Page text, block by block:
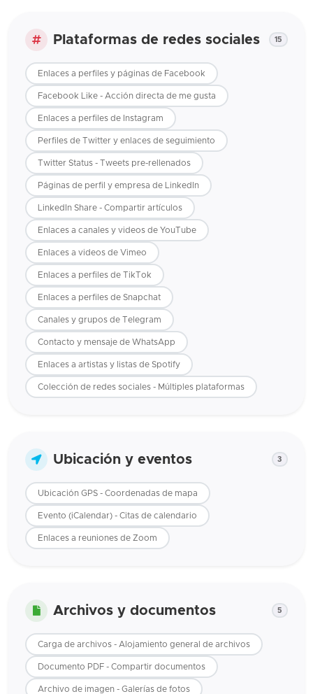
Plataformas de redes sociales 15
Enlaces a perfiles y páginas de Facebook
Facebook Like - Acción directa de me gusta
Enlaces a perfiles de Instagram
Perfiles de Twitter y enlaces de seguimiento
Twitter Status - Tweets pre-rellenados
Páginas de perfil y empresa de LinkedIn
LinkedIn Share - Compartir artículos
Enlaces a canales y videos de YouTube
Enlaces a videos de Vimeo
Enlaces a perfiles de TikTok
Enlaces a perfiles de Snapchat
Canales y grupos de Telegram
Contacto y mensaje de WhatsApp
Enlaces a artistas y listas de Spotify
Colección de redes sociales - Múltiples plataformas
Ubicación y eventos 3
Ubicación GPS - Coordenadas de mapa
Evento (iCalendar) - Citas de calendario
Enlaces a reuniones de Zoom
Archivos y documentos 5
Carga de archivos - Alojamiento general de archivos
Documento PDF - Compartir documentos
Archivo de imagen - Galerías de fotos